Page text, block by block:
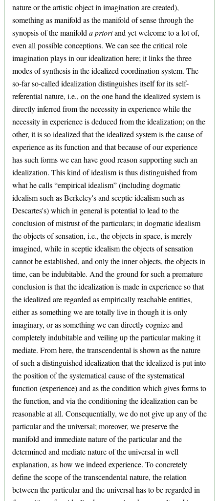
nature or the artistic object in imagination are created),
something as manifold as the manifold of sense through the
synopsis of the manifold a prioriand yet welcome to a lot of,
even all possible conceptions. We can see the critical role
imagination plays in our idealization here; it links the three
modes of synthesis in the idealized coordination system. The
so-far so-called idealization distinguishes itself for its self-
referential nature, i.e., on the one hand the idealized system is
directly inferred from the necessity in experience while the
necessity in experience is deduced from the idealization; on the
other, it is so idealized that the idealized system is the cause of
experience as its function and that because of our experience
has such forms we can have good reason supporting such an
idealization. This kind of idealism is thus distinguished from
what he calls “empirical idealism” (including dogmatic
idealism such as Berkeley's and sceptic idealism such as
Descartes's) which in general is potential to lead to the
conclusion of mistrust of the particulars; in dogmatic idealism
the objects of sensation, i.e., the objects in space, is merely
imagined, while in sceptic idealism the objects of sensation
cannot be established, and only the inner objects, the objects in
time, can be indubitable. And the ground for such a premature
conclusion is that the idealization is made in experience so that
the idealized are regarded as empirically reachable entities,
either as something we are totally live in though it is only
imaginary, or as something we can directly cognize and
completely indubitable and veiling up the particular making it
mediate. From here, the transcendental is shown as the nature
of such a distinguished idealization that the idealized is put into
the position of the systematical cause of the systematical
function (experience) and as the condition which gives forms to
the function, and via the conditioning the idealization can be
reasonable at all. Consequentially, we do not give up any of the
particular and the universal; moreover, we preserve the
manifold and immediate nature of the particular and the
determined and mediate nature of the universal in well
explanation, as how we indeed experience. To concretely
define the scope of the transcendental nature, the relation
between the particular and the universal has to be regarded in